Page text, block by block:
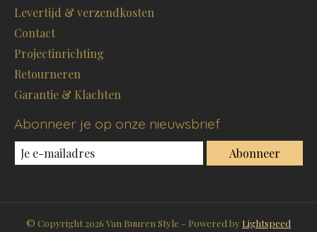
Levertijd & verzendkosten
Contact
Projectinrichting
Retourneren
Garantie & Klachten
Abonneer je op onze nieuwsbrief
Abonneer
© Copyright 2026 Van Buuren Style - Powered by Lightspeed